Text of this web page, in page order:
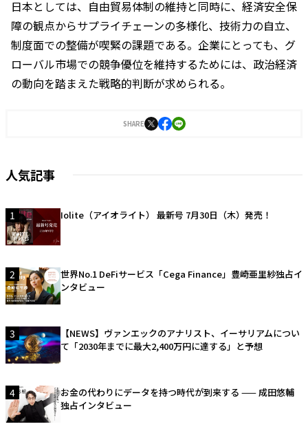
日本としては、自由貿易体制の維持と同時に、経済安全保
障の観点からサプライチェーンの多様化、技術力の自立、
制度面での整備が喫緊の課題である。企業にとっても、グ
ローバル市場での競争優位を維持するためには、政治経済
の動向を踏まえた戦略的判断が求められる。
SHARE
人気記事
1 Iolite（アイオライト） 最新号 7月30日（木）発売！
2
世界No.1 DeFiサービス「Cega Finance」豊崎亜里紗独占イ
ンタビュー
3
【NEWS】ヴァンエックのアナリスト、イーサリアムについ
て「2030年までに最大2,400万円に達する」と予想
4
お金の代わりにデータを持つ時代が到来する —— 成田悠輔
独占インタビュー